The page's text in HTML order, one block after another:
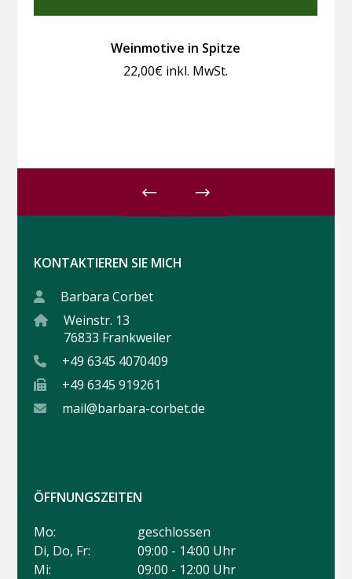
Weinmotive in Spitze
22,00€ inkl. MwSt.
KONTAKTIEREN SIE MICH
Barbara Corbet
Weinstr. 13
76833 Frankweiler
+49 6345 4070409
+49 6345 919261
mail@barbara-corbet.de
ÖFFNUNGSZEITEN
Mo:
geschlossen
Di, Do, Fr:
09:00 - 14:00 Uhr
Mi:
09:00 - 12:00 Uhr